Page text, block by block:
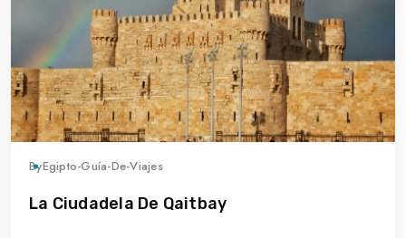
ByEgipto-Guía-De-Viajes
La Ciudadela De Qaitbay